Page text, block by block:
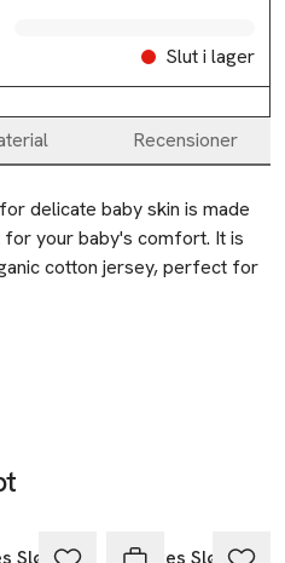
Slut i lager
Recensioner
delicate baby skin is made
your baby's comfort. It is
cotton jersey, perfect for